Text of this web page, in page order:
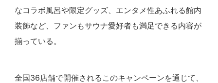
なコラボ風呂や限定グッズ、エンタメ性あふれる館内
装飾など、ファンもサウナ愛好者も満足できる内容が
揃っている。
全国36店舗で開催されるこのキャンペーンを通じて、